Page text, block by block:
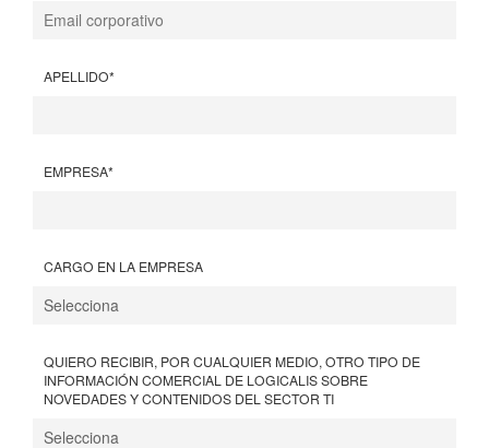
APELLIDO*
EMPRESA*
CARGO EN LA EMPRESA
QUIERO RECIBIR, POR CUALQUIER MEDIO, OTRO TIPO DE
INFORMACIÓN COMERCIAL DE LOGICALIS SOBRE
NOVEDADES Y CONTENIDOS DEL SECTOR TI